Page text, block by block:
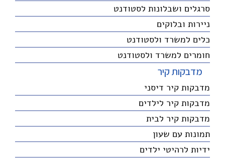
סרגלים ושבלונות לסטודנט
ניירות ובלוקים
כלים למשרד ולסטודנט
חומרים למשרד ולסטודנט
מדבקות קיר
מדבקות קיר דיסני
מדבקות קיר לילדים
מדבקות קיר לבית
תמונות עם שעון
ידיות לרהיטי ילדים